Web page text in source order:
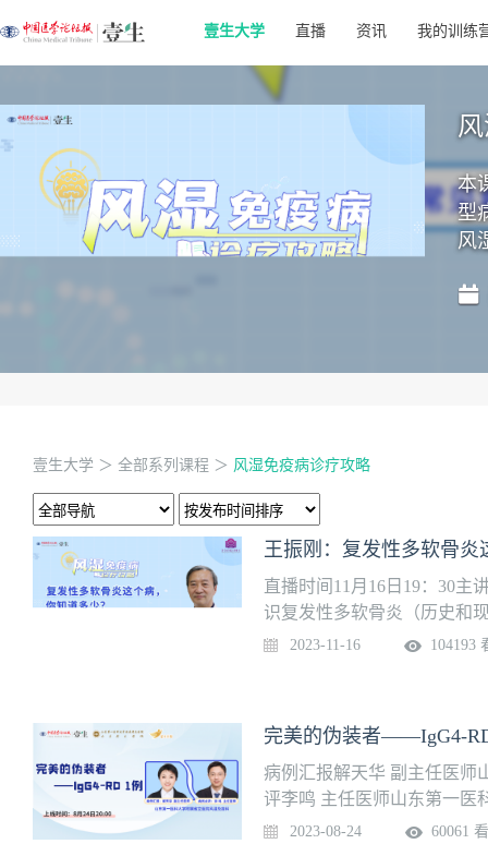
壹生大学 直播 资讯 我的训练
本
型
风
壹生大学 ＞ 全部系列课程 ＞ 风湿免疫病诊疗攻略
王振刚：复发性多软骨
直播时间11月16日19：30主
识复发性多软骨炎（历史和
及软骨病、发病机制、临床
2023-11-16 104193
完美的伪装者——IgG4-
病例汇报解天华 副主任医师
评李鸣 主任医师山东第一医
2023-08-24 60061